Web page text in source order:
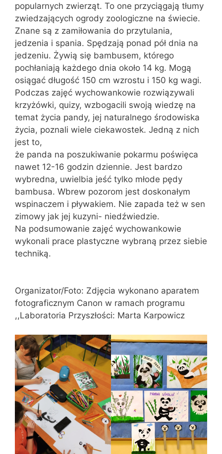
popularnych zwierząt. To one przyciągają tłumy
zwiedzających ogrody zoologiczne na świecie.
Znane są z zamiłowania do przytulania,
jedzenia i spania. Spędzają ponad pół dnia na
jedzeniu. Żywią się bambusem, którego
pochłaniają każdego dnia około 14 kg. Mogą
osiągać długość 150 cm wzrostu i 150 kg wagi.
Podczas zajęć wychowankowie rozwiązywali
krzyżówki, quizy, wzbogacili swoją wiedzę na
temat życia pandy, jej naturalnego środowiska
życia, poznali wiele ciekawostek. Jedną z nich
jest to,
że panda na poszukiwanie pokarmu poświęca
nawet 12-16 godzin dziennie. Jest bardzo
wybredna, uwielbia jeść tylko młode pędy
bambusa. Wbrew pozorom jest doskonałym
wspinaczem i pływakiem. Nie zapada też w sen
zimowy jak jej kuzyni- niedźwiedzie.
Na podsumowanie zajęć wychowankowie
wykonali prace plastyczne wybraną przez siebie
techniką.
Organizator/Foto: Zdjęcia wykonano aparatem
fotograficznym Canon w ramach programu
,,Laboratoria Przyszłości: Marta Karpowicz